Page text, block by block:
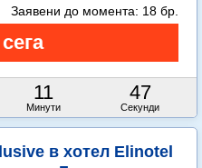
11
Минути
45
Секунди
Заявени до момента: 18 бр.
в хотел Elinotel